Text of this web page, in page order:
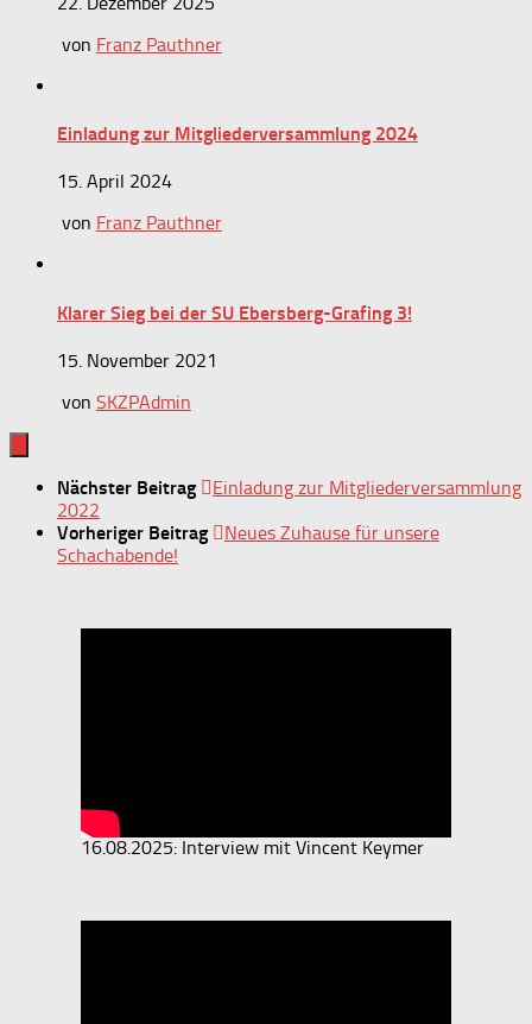
von Franz Pauthner
Einladung zur Mitgliederversammlung 2024
15. April 2024
von Franz Pauthner
Klarer Sieg bei der SU Ebersberg-Grafing 3!
15. November 2021
von SKZPAdmin
Nächster Beitrag
Einladung zur Mitgliederversammlung
2022
Vorheriger Beitrag
Neues Zuhause für unsere
Schachabende!
16.08.2025: Interview mit Vincent Keymer